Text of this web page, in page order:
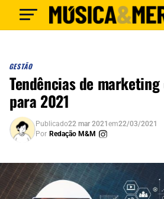
GESTÃO
Tendências de
para 2021
Publicado22 mar 2021em22/03/2021
Por Redação M&M